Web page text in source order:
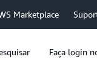
Marketplace
Faça login